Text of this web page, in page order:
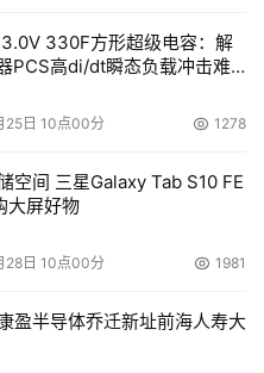
？痛失HP使Overland
是ADIC要消灭一个强有力
StorageTek才是其主要的
师Steve Berg表示，“没
330F方形超级电容：解
PCS高di/dt瞬态负载冲击难
25日 10点00分 1278
空间 三星Galaxy Tab S10 FE
大屏好物
28日 10点00分 1981
盈半导体乔迁新址前海人寿大